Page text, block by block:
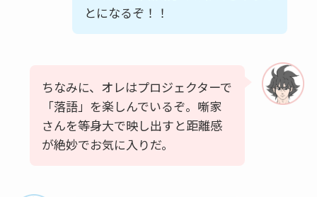
とになるぞ！！
ちなみに、オレはプロジェクターで
「落語」を楽しんでいるぞ。噺家
さんを等身大で映し出すと距離感
が絶妙でお気に入りだ。